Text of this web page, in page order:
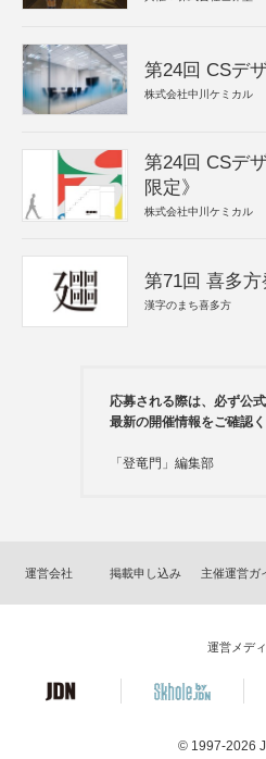
第24回 CSデ
株式会社中川ケミカル
第24回 CSデ
限定》
株式会社中川ケミカル
第71回 喜多
漢字のまち喜多方
応募される際は、必ず公
最新の開催情報をご確認く
「登竜門」編集部
運営会社 掲載申し込み 主催運営ガ
運営メデ
© 1997-2026